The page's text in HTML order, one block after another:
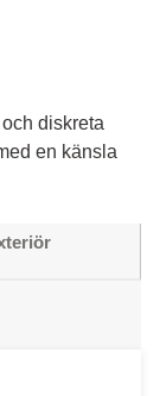
diskreta
en känsla